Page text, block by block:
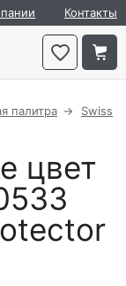
Контакты
палитра
Swiss
цвет